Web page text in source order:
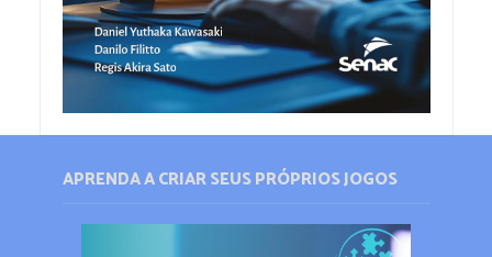
APRENDA A CRIAR SEUS PRÓPRIOS JOGOS